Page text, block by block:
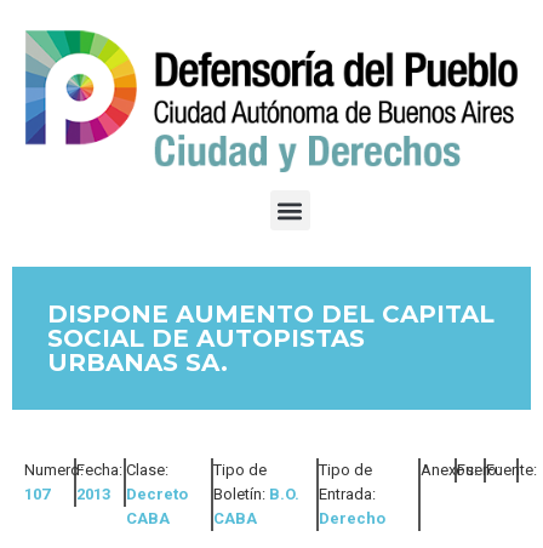
DISPONE AUMENTO DEL CAPITAL
SOCIAL DE AUTOPISTAS
URBANAS SA.
Numero:
107
Fecha:
2013
Clase:
Decreto
CABA
Tipo de
Boletín: B.O.
CABA
Tipo de
Entrada:
Derecho
Anexos:Fuero:Fuente: